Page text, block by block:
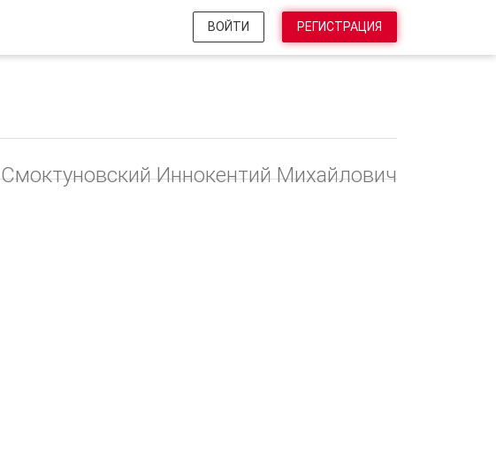
ВОЙТИ РЕГИСТРАЦИЯ
Смоктуновский Иннокентий Михайлович